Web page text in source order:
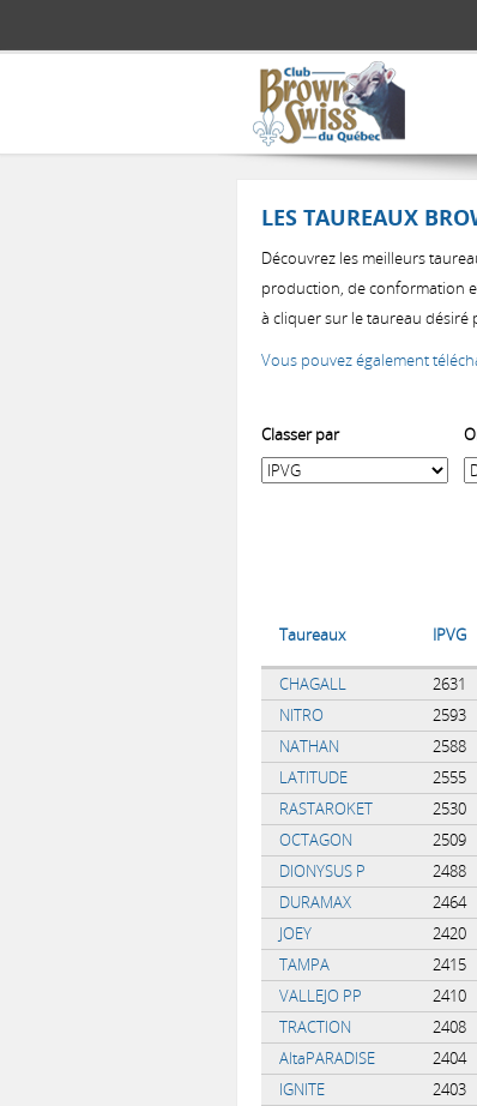
LES TAUREAUX
Découvrez les meilleurs
production, de conformation
à cliquer sur le taureau
Vous pouvez également
Classer par
Taureaux IPVG
CHAGALL 2631
NITRO
2593
NATHAN
2588
LATITUDE
2555
RASTAROKET
2530
OCTAGON
2509
DIONYSUS P
2488
DURAMAX
2464
JOEY
2420
TAMPA
2415
VALLEJO PP
2410
TRACTION
2408
AltaPARADISE
2404
IGNITE
2403